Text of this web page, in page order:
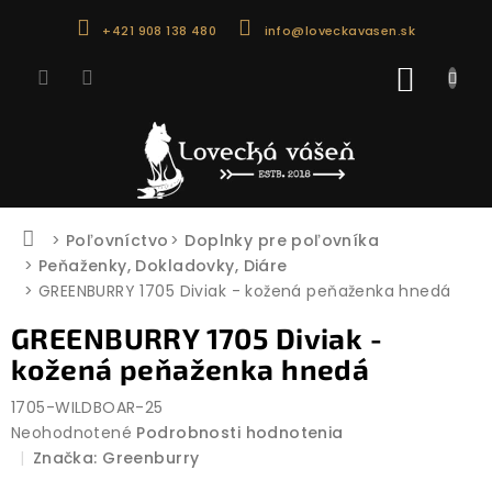
+421 908 138 480 info@loveckavasen.sk
Domov
Poľovníctvo
Doplnky pre poľovníka
Peňaženky, Dokladovky, Diáre
GREENBURRY 1705 Diviak - kožená peňaženka hnedá
GREENBURRY 1705 Diviak -
kožená peňaženka hnedá
1705-WILDBOAR-25
Priemerné
hodnotenie
Neohodnotené Podrobnosti hodnotenia
Značka: Greenburry